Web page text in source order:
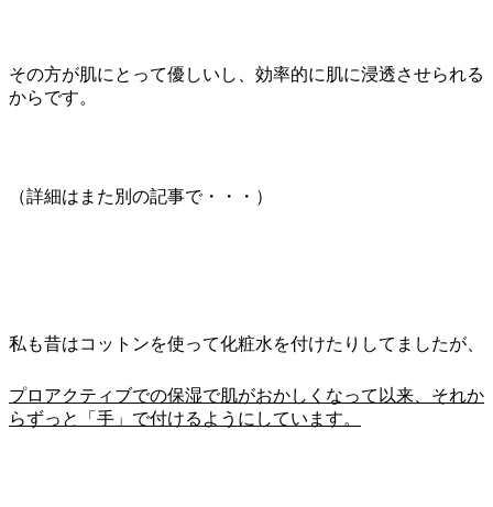
その方が肌にとって優しいし、効率的に肌に浸透させられる
からです。
（詳細はまた別の記事で・・・）
私も昔はコットンを使って化粧水を付けたりしてましたが、
プロアクティブでの保湿で肌がおかしくなって以来、それか
らずっと「手」で付けるようにしています。